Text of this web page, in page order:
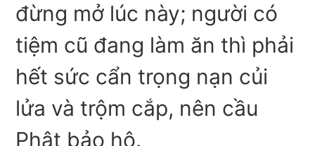
đừng mở lúc này; người có
tiệm cũ đang làm ăn thì phải
hết sức cẩn trọng nạn củi
lửa và trộm cắp, nên cầu
Phật bảo hộ.